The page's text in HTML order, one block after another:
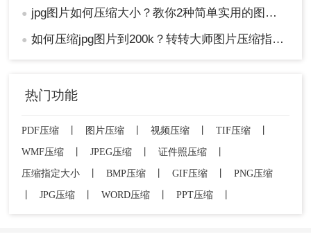
● jpg图片如何压缩大小？教你2种简单实用的图片压缩方法
● 如何压缩jpg图片到200k？转转大师图片压缩指定大小工具推荐
热门功能
PDF压缩 图片压缩 视频压缩 TIF压缩
WMF压缩
JPEG压缩 证件照压缩
压缩指定大小
BMP压缩 GIF压缩
PNG压缩
JPG压缩 WORD压缩 PPT压缩